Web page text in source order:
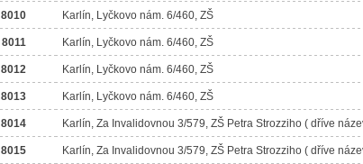
8010 Karlín, Lyčkovo nám. 6/460, ZŠ
8011 Karlín, Lyčkovo nám. 6/460, ZŠ
8012 Karlín, Lyčkovo nám. 6/460, ZŠ
8013 Karlín, Lyčkovo nám. 6/460, ZŠ
8014 Karlín, Za Invalidovnou 3/579, ZŠ Petra Strozziho ( dříve
8015 Karlín, Za Invalidovnou 3/579, ZŠ Petra Strozziho ( dříve